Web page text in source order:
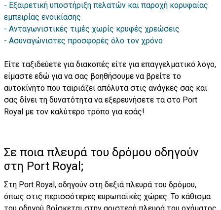
Εξαιρετική υποστήριξη πελατών και παροχή κορυφαίας
εμπειρίας ενοικίασης
Ανταγωνιστικές τιμές χωρίς κρυφές χρεώσεις
Ασυναγώνιστες προσφορές όλο τον χρόνο
Είτε ταξιδεύετε για διακοπές είτε για επαγγελματικό λόγο,
είμαστε εδώ για να σας βοηθήσουμε να βρείτε το
αυτοκίνητο που ταιριάζει απόλυτα στις ανάγκες σας και
σας δίνει τη δυνατότητα να εξερευνήσετε τα στο Port
Royal με τον καλύτερο τρόπο για εσάς!
Σε ποια πλευρά του δρόμου οδηγούν
στη Port Royal;
Στη Port Royal, οδηγούν στη δεξιά πλευρά του δρόμου,
όπως στις περισσότερες ευρωπαϊκές χώρες. Το κάθισμα